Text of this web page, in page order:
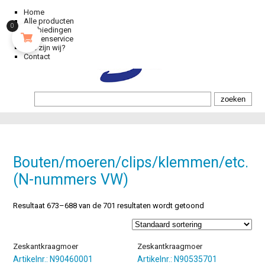
Home
Alle producten
Aanbiedingen
Klantenservice
Wie zijn wij?
Contact
Bouten/moeren/clips/klemmen/etc.
(N-nummers VW)
Resultaat 673–688 van de 701 resultaten wordt getoond
Zeskantkraagmoer
Artikelnr.: N90460001
Zeskantkraagmoer
Artikelnr.: N90535701
0